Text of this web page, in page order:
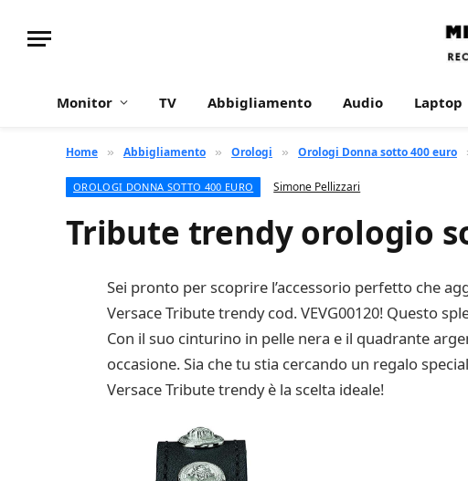
Monitor TV Abbigliamento Audio Laptop
Home » Abbigliamento » Orologi » Orologi Donna sotto 400 euro
OROLOGI DONNA SOTTO 400 EURO Simone Pellizzari
Tribute trendy orologio
Sei pronto per scoprire l’accessorio perfetto che
Versace Tribute trendy cod. VEVG00120! Questo
Con il suo cinturino in pelle nera e il quadrante
occasione. Sia che tu stia cercando un regalo
Versace Tribute trendy è la scelta ideale!